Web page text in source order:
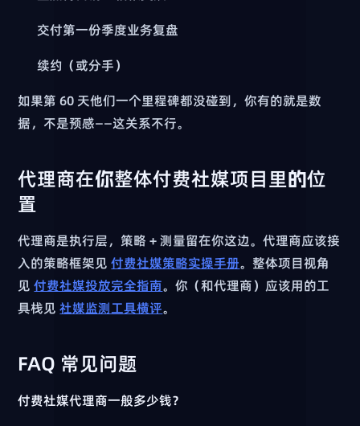
交付第一份季度业务复盘
续约（或分手）
如果第 60 天他们一个里程碑都没碰到，你有的就是数
据，不是预感——这关系不行。
代理商在你整体付费社媒项目里的位
置
代理商是执行层，策略 + 测量留在你这边。代理商应该接
入的策略框架见付费社媒策略实操手册。整体项目视角
见付费社媒投放完全指南。你（和代理商）应该用的工
具栈见社媒监测工具横评。
FAQ 常见问题
付费社媒代理商一般多少钱？